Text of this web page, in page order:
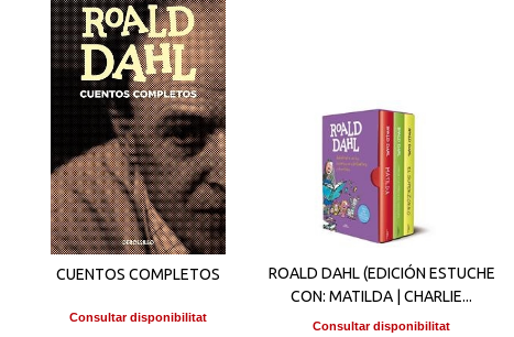
CUENTOS COMPLETOS
Consultar disponibilitat
ROALD DAHL (EDICIÓN ESTUCHE
CON: MATILDA | CHARLIE...
Consultar disponibilitat